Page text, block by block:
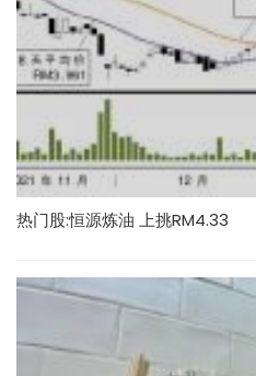
热门股:恒源炼油 上挑RM4.33